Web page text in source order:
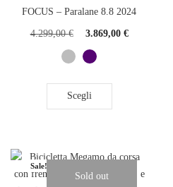
FOCUS – Paralane 8.8 2024
4.299,00€ 3.869,00 €
Scegli
Sale!
Sold out